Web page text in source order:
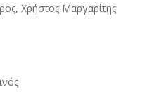
Χρήστος Μαργαρίτης